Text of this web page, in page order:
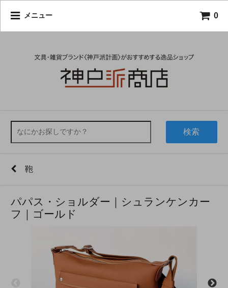
メニュー 0
検索
鞄
パパス・ショルダー｜シュランケンカー
フ｜ゴールド